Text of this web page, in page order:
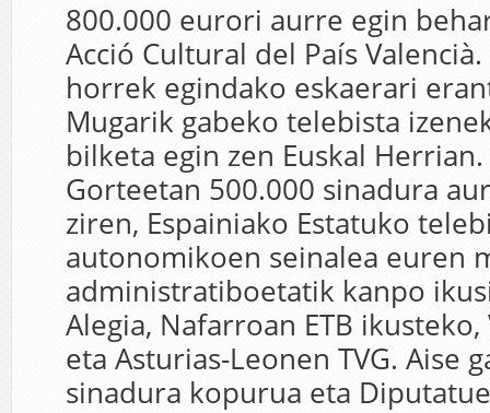
800.000 eurori aurre egin
Acció Cultural del País
horrek egindako eskaerari
Mugarik gabeko telebista
bilketa egin zen Euskal
Gorteetan 500.000 sinadura
ziren, Espainiako Estatuko
autonomikoen seinalea euren
administratiboetatik kanpo
Alegia, Nafarroan ETB ikusteko,
eta Asturias-Leonen TVG. Aise
sinadura kopurua eta